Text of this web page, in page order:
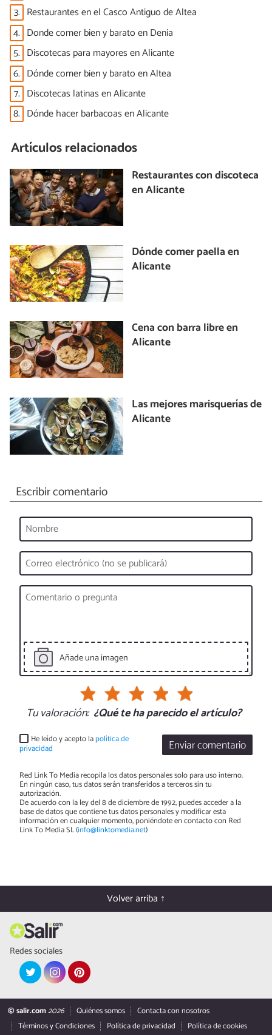
3. Restaurantes en el Casco Antiguo de Altea
4. Donde comer bien y barato en Denia
5. Discotecas para mayores en Alicante
6. Dónde comer bien y barato en Altea
7. Discotecas latinas en Alicante
8. Dónde hacer barbacoas en Alicante
Artículos relacionados
Restaurantes con discoteca
en Alicante
Dónde comer paella en
Alicante
Cena con barra libre en
Alicante
Las mejores marisquerías de
Alicante
Escribir comentario
Añade una imagen
Tu valoración: ¿Qué te ha parecido el artículo?
Enviar comentario
He leído y acepto lapolítica de
privacidad
Red Link To Media recopila los datos personales solo para uso interno.
En ningún caso, tus datos serán transferidos a terceros sin tu
autorización.
De acuerdo con la ley del 8 de diciembre de 1992, puedes acceder a la
base de datos que contiene tus datos personales y modificar esta
información en cualquier momento, poniéndote en contacto con Red
Link To Media SL (info@linktomedia.net)
Volver arriba ↑
Redes sociales
© salir.com2026 Quiénes somos
Contacta con nosotros
Términos y Condiciones
Política de privacidad Política de cookies